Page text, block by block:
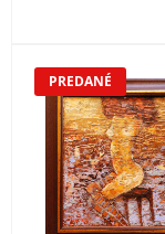
PREDANÉ